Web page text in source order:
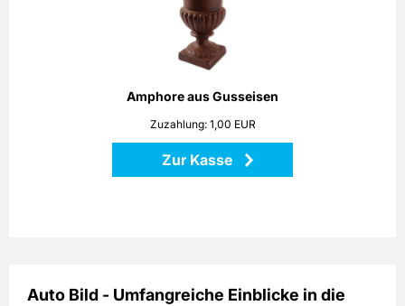
Amphore aus Gusseisen
Zuzahlung: 1,00 EUR
Zur Kasse
erinnern an mediterrane Gärten. Setzen Sie mit dieser
Amphore sowohl Pflanzen als auch Dekorationen stilvoll in
Material: Gusseisen
Auto Bild - Umfangreiche Einblicke in die